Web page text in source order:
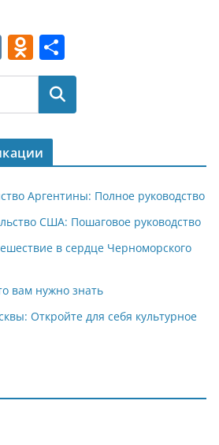
V
K
O
d
o
kl
a
ss
ni
ki
т
п
р
в
и
т
ь
Поиск
Аргентины: Полное руководство
США: Пошаговое руководство
в сердце Черноморского
вам нужно знать
Откройте для себя культурное